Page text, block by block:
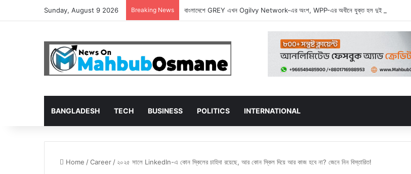
Sunday, August 9 2026 Breaking News বাংলাদেশে GREY এখন Ogilvy Network-এর অংশ, WPP-এর অধীনে যুক্ত হল দুই বিজ্ঞাপন জায়ান্ট
BANGLADESH TECH BUSINESS POLITICS INTERNATIONAL
Home /Career /২০২৫ সালে LinkedIn-এ কোন স্কিলের চাহিদা রয়েছে, আর কোন স্কিল দিয়ে আর কাজ হবে না? জেনে নিন বিস্তারিত!